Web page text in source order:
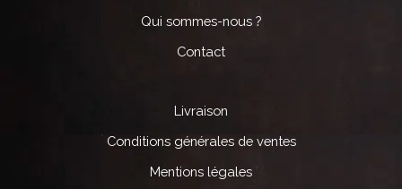
Qui sommes-nous ?
Contact
Livraison
Conditions générales de ventes
Mentions légales